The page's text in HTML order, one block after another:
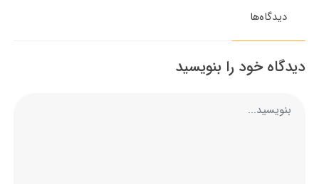
دیدگاه‌ها
دیدگاه خود را بنویسید